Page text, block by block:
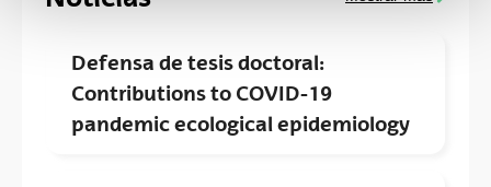
Defensa de tesis doctoral:
Contributions to COVID-19
pandemic ecological epidemiology